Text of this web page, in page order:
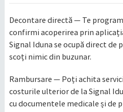
Decontare directă — Te
confirmi acoperirea prin
Signal Iduna se ocupă direct de
scoți nimic din buzunar.
Rambursare — Poți achita
costurile ulterior de la Signal
cu documentele medicale și de